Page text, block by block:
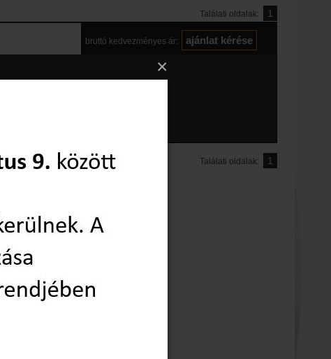
×
Találati oldalak: 1
bruttó kedvezményes ár:
Találati oldalak: 1